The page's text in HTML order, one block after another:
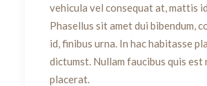
vehicula vel consequat at, mattis
Phasellus sit amet dui bibendum,
id, finibus urna. In hac habitasse
dictumst. Nullam faucibus quis est
placerat.